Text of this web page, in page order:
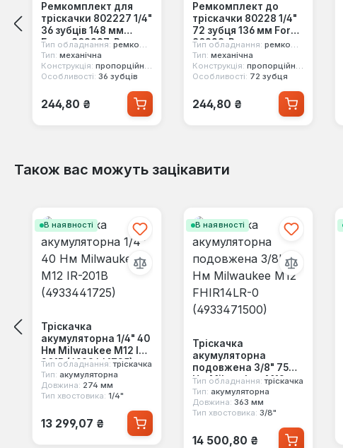
Ремкомплект для
тріскачки 802227 1/4"
36 зубців 148 мм
Force 802227-P
Тип обладнання: ремкомплект
Тип: механічна
Конструкція: пропорційний механізм
Особливості: 36 зубців
Звичайна ціна:
244,80 ₴
Ремкомплект до
тріскачки 80228 1/4"
72 зубця 136 мм Force
80228-P
Тип обладнання: ремкомплект
Тип: механічна
Конструкція: пропорційний механізм
Особливості: 72 зубця
Звичайна ціна:
244,80 ₴
Також вас можуть зацікавити
В наявності
Тріскачка
акумуляторна 1/4" 40
Нм Milwaukee M12 IR-
201B (4933441725)
Тип обладнання: тріскачка
Тип: акумуляторна
Довжина: 274 мм
Тип хвостовика: 1/4"
Звичайна ціна:
13 299,07 ₴
В наявності
Тріскачка
акумуляторна
подовжена 3/8" 75
Нм Milwaukee M12
FHIR14LR-0
(4933471500)
Тип обладнання: тріскачка
Тип: акумуляторна
Довжина: 363 мм
Тип хвостовика: 3/8"
Звичайна ціна:
14 500,80 ₴